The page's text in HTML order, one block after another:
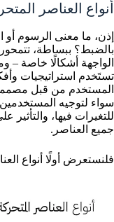
أنواع العناصر
إذن، ما معنى الرسوم أو
بالضبط؟ ببساطة،
الواجهة أشكالًا خاصة –
تستَخدم استراتيجيات
المستخدم من قبل
سواء لتوجيه
للتغيرات فيها، والتأثير
جميع العناصر.
فلنستعرض أولًا أنواع